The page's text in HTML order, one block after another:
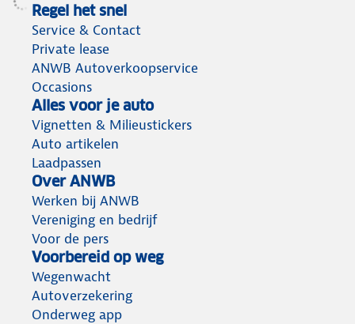
Regel het snel
Service & Contact
Private lease
ANWB Autoverkoopservice
Occasions
Alles voor je auto
Vignetten & Milieustickers
Auto artikelen
Laadpassen
Over ANWB
Werken bij ANWB
Vereniging en bedrijf
Voor de pers
Voorbereid op weg
Wegenwacht
Autoverzekering
Onderweg app